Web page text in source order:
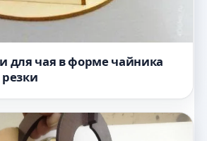
для чая в форме чайника